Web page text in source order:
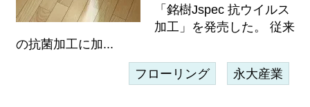
「銘樹Jspec 抗ウイルス
加工」を発売した。 従来
の抗菌加工に加...
フローリング 永大産業